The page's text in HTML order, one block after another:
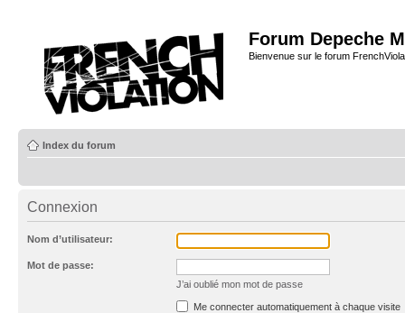
Forum Depeche
Bienvenue sur le forum
Index du forum
Connexion
Nom d’utilisateur:
Mot de passe:
J’ai oublié mon mot de passe
Me connecter automatiquement à chaque visite